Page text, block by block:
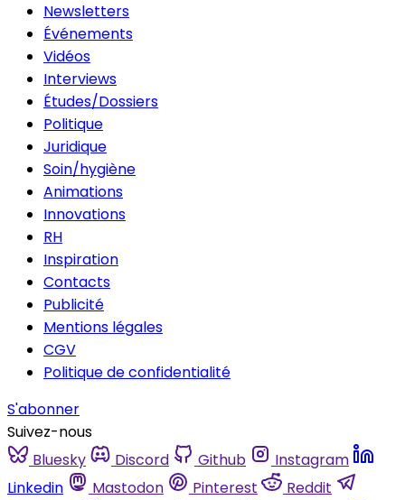
Newsletters
Événements
Vidéos
Interviews
Études/Dossiers
Politique
Juridique
Soin/hygiène
Animations
Innovations
RH
Inspiration
Contacts
Publicité
Mentions légales
CGV
Politique de confidentialité
S'abonner
Suivez-nous
Bluesky
Discord Github
Instagram
Linkedin
Mastodon Pinterest
Reddit